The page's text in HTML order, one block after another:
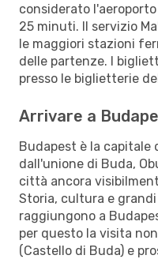
considerato
25 minuti. Il servizio
le maggiori stazioni
delle partenze. I
presso le biglietterie
Arrivare a
Budapest è la capitale
dall'unione di Buda,
città ancora
Storia, cultura e
raggiungono a
per questo la visita
(Castello di Buda) e